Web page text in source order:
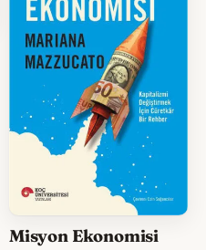
Misyon Ekonomisi